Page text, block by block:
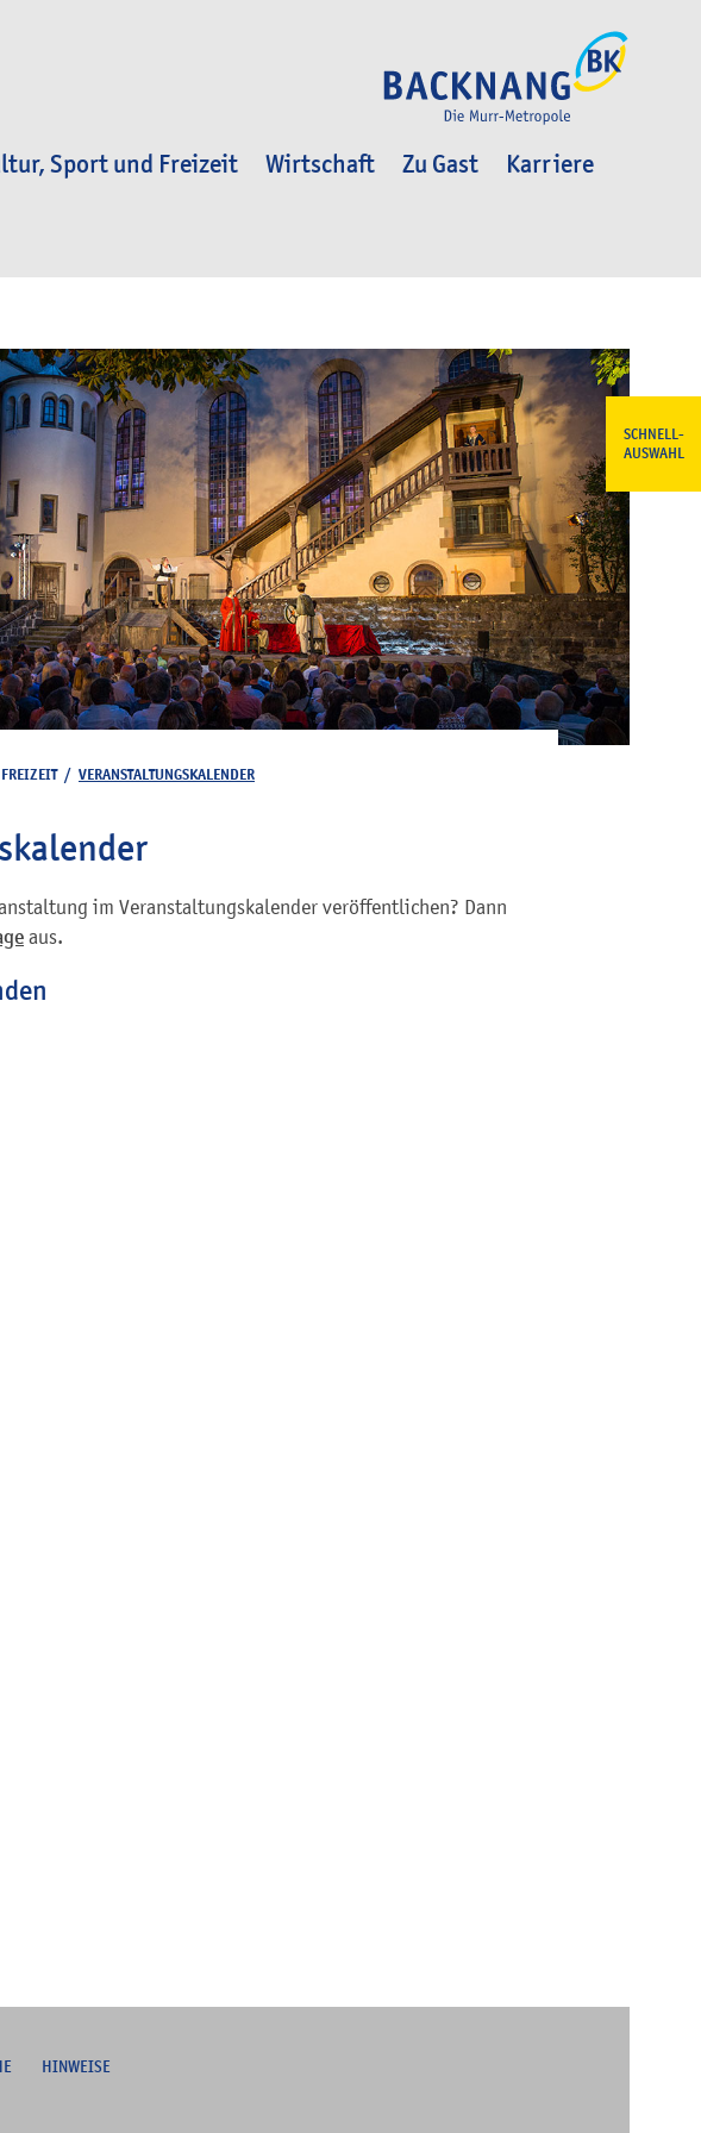
Sport und Freizeit Wirtschaft Zu Gast
Karriere
SCHNELL-
AUSWAHL
/ VERANSTALTUNGSKALENDER
im Veranstaltungskalender veröffentlichen? Dann
aus.
HINWEISE